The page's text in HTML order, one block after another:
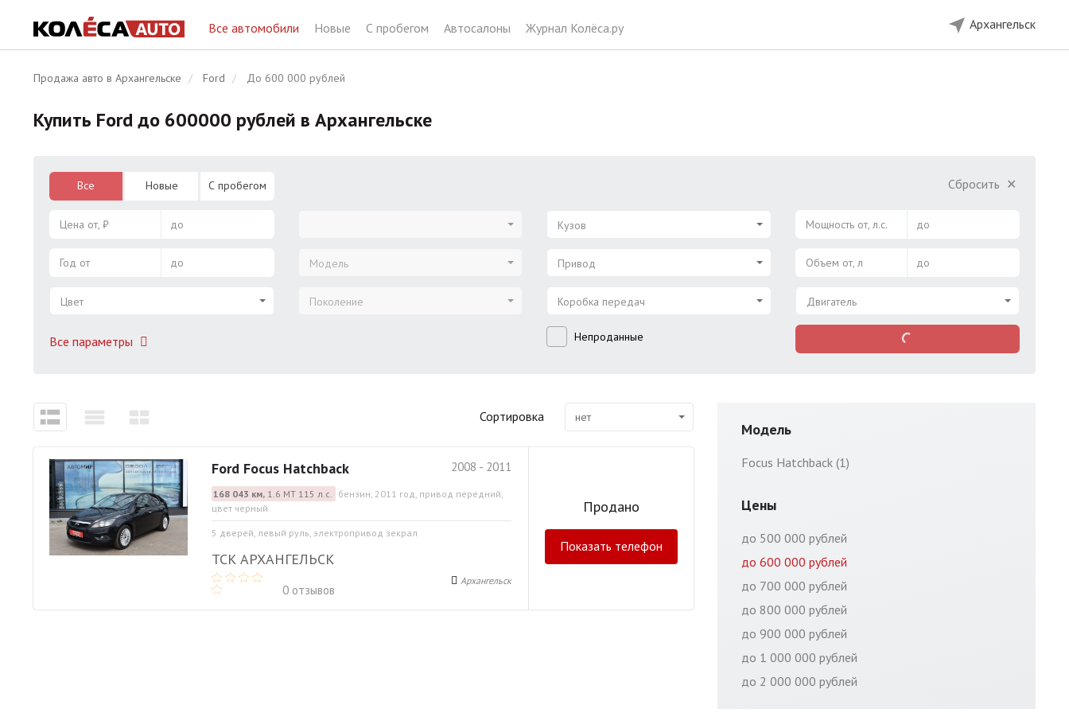
Все автомобили Новые С пробегом Автосалоны Журнал Колёса.ру Архангельск
Продажа авто в Архангельске Ford До 600 000 рублей
Купить Ford до 600000 рублей в Архангельске
Все Новые С пробегом
Цена от, ₽ до
Год от до
Цвет
Все параметры
Модель
Поколение
Кузов
Привод
Коробка передач
Непроданные
Сбросить ✕
Мощность от, л.с. до
Объем от, л до
Двигатель
Сортировка нет
2008 - 2011
Ford Focus Hatchback
168 043 км,1.6 МТ 115 л.с. бензин, 2011 год, привод передний,
цвет черный
5 дверей, левый руль, электропривод зекрал
ТСК АРХАНГЕЛЬСК
0 отзывов
Архангельск
Продано
Показать телефон
Модель
Focus Hatchback (1)
Цены
до 500 000 рублей
до 600 000 рублей
до 700 000 рублей
до 800 000 рублей
до 900 000 рублей
до 1 000 000 рублей
до 2 000 000 рублей